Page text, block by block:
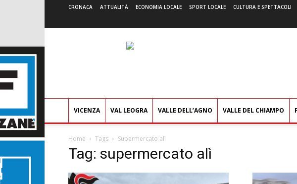
CRONACA ATTUALITÀ ECONOMIA LOCALE SPORT LOCALE CULTURA E SPETTACOLI
VICENZA VAL LEOGRA VALLE DELL’AGNO VALLE DEL CHIAMPO
Home Tags Supermercato alì
Tag: supermercato alì